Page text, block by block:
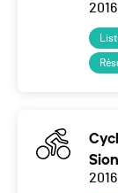
2016
Sion
2016